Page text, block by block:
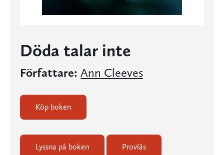
Döda talar inte
Författare: Ann Cleeves
Köp boken
Lyssna på boken Provläs